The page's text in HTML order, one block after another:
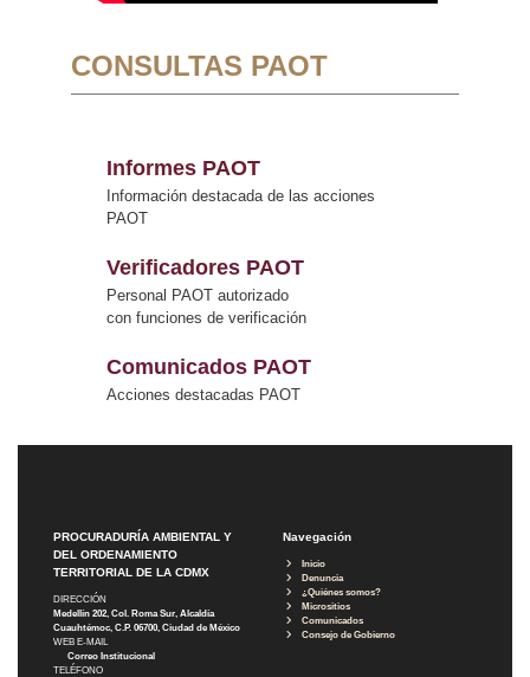
CONSULTAS PAOT
Informes PAOT
Información destacada de las acciones
PAOT
Verificadores PAOT
Personal PAOT autorizado
con funciones de verificación
Comunicados PAOT
Acciones destacadas PAOT
PROCURADURÍA AMBIENTAL Y
DEL ORDENAMIENTO
TERRITORIAL DE LA CDMX
DIRECCIÓN
Medellín 202, Col. Roma Sur, Alcaldía
Cuauhtémoc, C.P. 06700, Ciudad de México
WEB E-MAIL
Correo Institucional
TELÉFONO
Navegación
Inicio
Denuncia
¿Quiénes somos?
Micrositios
Comunicados
Consejo de Gobierno